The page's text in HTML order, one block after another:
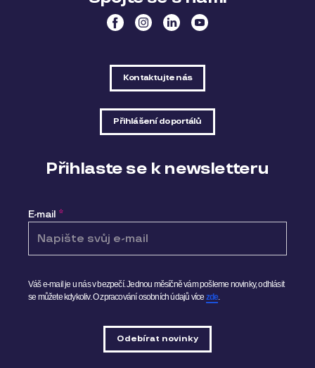
Kontaktujte nás
Přihlášení do portálů
Přihlaste se k newsletteru
E-mail *
Váš e-mail je u nás v bezpečí. Jednou měsíčně vám pošleme novinky, odhlásit
se můžete kdykoliv.O zpracování osobních údajů více zde.